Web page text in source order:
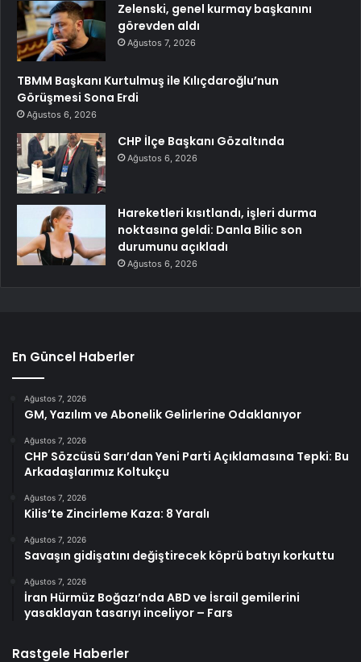
Zelenski, genel kurmay başkanını
görevden aldı
Ağustos 7, 2026
TBMM Başkanı Kurtulmuş ile Kılıçdaroğlu’nun
Görüşmesi Sona Erdi
Ağustos 6, 2026
CHP İlçe Başkanı Gözaltında
Ağustos 6, 2026
Hareketleri kısıtlandı, işleri durma
noktasına geldi: Danla Bilic son
durumunu açıkladı
Ağustos 6, 2026
En Güncel Haberler
Ağustos 7, 2026
GM, Yazılım ve Abonelik Gelirlerine Odaklanıyor
Ağustos 7, 2026
CHP Sözcüsü Sarı’dan Yeni Parti Açıklamasına Tepki: Bu
Arkadaşlarımız Koltukçu
Ağustos 7, 2026
Kilis’te Zincirleme Kaza: 8 Yaralı
Ağustos 7, 2026
Savaşın gidişatını değiştirecek köprü batıyı korkuttu
Ağustos 7, 2026
İran Hürmüz Boğazı’nda ABD ve İsrail gemilerini
yasaklayan tasarıyı inceliyor – Fars
Rastgele Haberler